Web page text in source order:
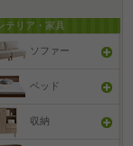
テリア・家具
ソファー
ベッド
収納